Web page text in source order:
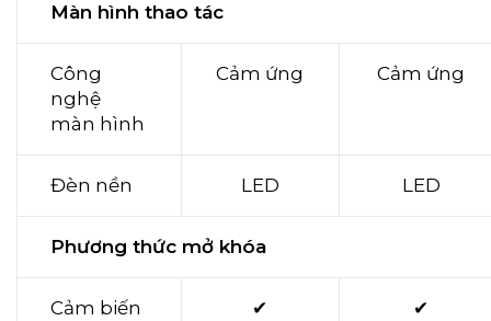
Màn hình thao tác
Công
nghệ
màn hình
Cảm ứng Cảm ứng
Đèn nền LED LED
Phương thức mở khóa
Cảm biến
✔ ✔